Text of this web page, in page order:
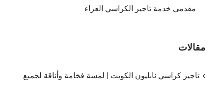
مقدمي خدمة تاجير الكراسي العزاء
مقالات
تاجير كراسي نابليون الكويت | لمسة فخامة وأناقة لجميع